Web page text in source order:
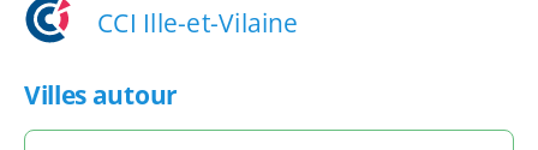
CCI Ille-et-Vilaine
Villes autour